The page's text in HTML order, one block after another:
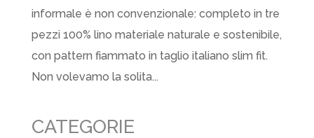
informale è non convenzionale: completo in tre
pezzi 100% lino materiale naturale e sostenibile,
con pattern fiammato in taglio italiano slim fit.
Non volevamo la solita...
CATEGORIE